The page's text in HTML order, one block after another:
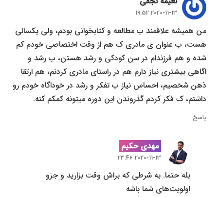
2020-11-13 19:52
من همیشه علاقمند ب مطالعه و کتابخوانى بودم، ولى یکسالى
هست، ب عنوان ى مادرى ک هم از وقت اختصاصى خودم کم
شده و هم فرزندام در سن کودکى و رشد هستن، ب رشد و
اگاهى بیشترى نیاز دارم هم در راستاى مادرى کردنم، هم ارتقا
ذهن شخصیم، احساس نیاز ب تفکر و رشد در خوداگاه خودم رو
داشتم، ک فکر کردم گذروندن این دوره میتونه کمکم کنه.
پاسخ
مهدی حکیم
2020-11-13 23:46
بله حتما. به شرطی که براش وقت بزارید و جزو
اولویت‌های شما باشه